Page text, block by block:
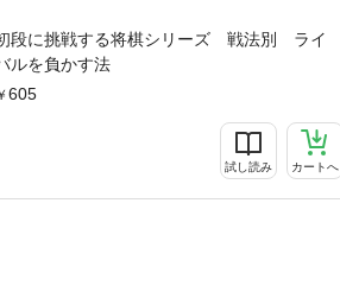
段に挑戦する将棋シリーズ 戦法別 ライ
ルを負かす法
605
試し読み カートへ